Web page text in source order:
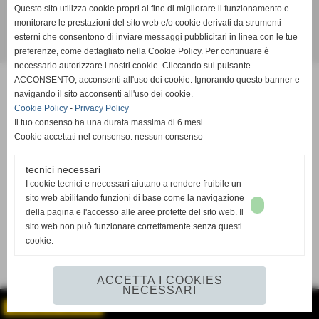
info@piscineseriva.it
Realizzazione siti web www.sitoper.it
Questo sito utilizza cookie propri al fine di migliorare il funzionamento e
monitorare le prestazioni del sito web e/o cookie derivati da strumenti
esterni che consentono di inviare messaggi pubblicitari in linea con le tue
preferenze, come dettagliato nella Cookie Policy. Per continuare è
necessario autorizzare i nostri cookie. Cliccando sul pulsante
ACCONSENTO, acconsenti all'uso dei cookie. Ignorando questo banner e
navigando il sito acconsenti all'uso dei cookie.
Cookie Policy - Privacy Policy
Il tuo consenso ha una durata massima di 6 mesi.
Cookie accettati nel consenso: nessun consenso
tecnici necessari
I cookie tecnici e necessari aiutano a rendere fruibile un
sito web abilitando funzioni di base come la navigazione
della pagina e l'accesso alle aree protette del sito web. Il
sito web non può funzionare correttamente senza questi
cookie.
ACCETTA I COOKIES
NECESSARI
GESTISCI IL TUO SITO